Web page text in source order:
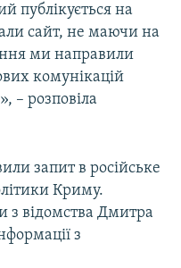
публікується на
сайт, не маючи на
ми направили
комунікацій
– розповіла
запит в російське
Криму.
з відомства Дмитра
з